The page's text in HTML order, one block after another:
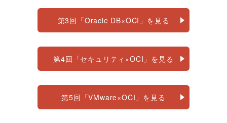
第3回「Oracle DB×OCI」を見る
第4回「セキュリティ×OCI」を見る
第5回「VMware×OCI」を見る